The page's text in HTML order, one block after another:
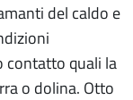
del caldo e
contatto quali la
o dolina. Otto